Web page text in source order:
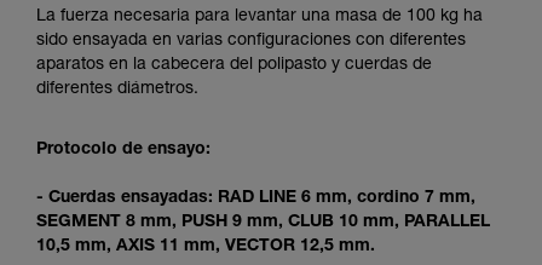
y un entrenamiento específico. Confirme a
través de un profesional su capacidad para
ejecutar estas técnicas, solo y con total
seguridad, antes de ejecutarlas de forma
su actividad. Pueden existir otras que no
La fuerza necesaria para levantar una masa de 100 kg ha
sido ensayada en varias configuraciones con diferentes
aparatos en la cabecera del polipasto y cuerdas de
diferentes diámetros.
Protocolo de ensayo:
- Cuerdas ensayadas: RAD LINE 6 mm, cordino 7 mm,
SEGMENT 8 mm, PUSH 9 mm, CLUB 10 mm, PARALLEL
10,5 mm, AXIS 11 mm, VECTOR 12,5 mm.